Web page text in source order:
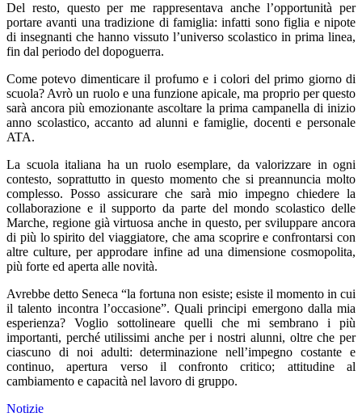
Del resto, questo per me rappresentava anche l’opportunità per
portare avanti una tradizione di famiglia: infatti sono figlia e nipote
di insegnanti che hanno vissuto l’universo scolastico in prima linea,
fin dal periodo del dopoguerra.
Come potevo dimenticare il profumo e i colori del primo giorno di
scuola? Avrò un ruolo e una funzione apicale, ma proprio per questo
sarà ancora più emozionante ascoltare la prima campanella di inizio
anno scolastico, accanto ad alunni e famiglie, docenti e personale
ATA.
La scuola italiana ha un ruolo esemplare, da valorizzare in ogni
contesto, soprattutto in questo momento che si preannuncia molto
complesso. Posso assicurare che sarà mio impegno chiedere la
collaborazione e il supporto da parte del mondo scolastico delle
Marche, regione già virtuosa anche in questo, per sviluppare ancora
di più lo spirito del viaggiatore, che ama scoprire e confrontarsi con
altre culture, per approdare infine ad una dimensione cosmopolita,
più forte ed aperta alle novità.
Avrebbe detto Seneca “la fortuna non esiste; esiste il momento in cui
il talento incontra l’occasione”. Quali principi emergono dalla mia
esperienza? Voglio sottolineare quelli che mi sembrano i più
importanti, perché utilissimi anche per i nostri alunni, oltre che per
ciascuno di noi adulti: determinazione nell’impegno costante e
continuo, apertura verso il confronto critico; attitudine al
cambiamento e capacità nel lavoro di gruppo.
Notizie